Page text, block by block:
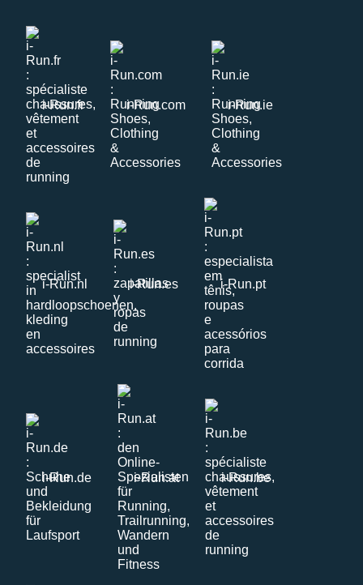
i-Run.fr i-Run.com i-Run.ie
i-Run.nl i-Run.es i-Run.pt
i-Run.de i-Run.at i-Run.be